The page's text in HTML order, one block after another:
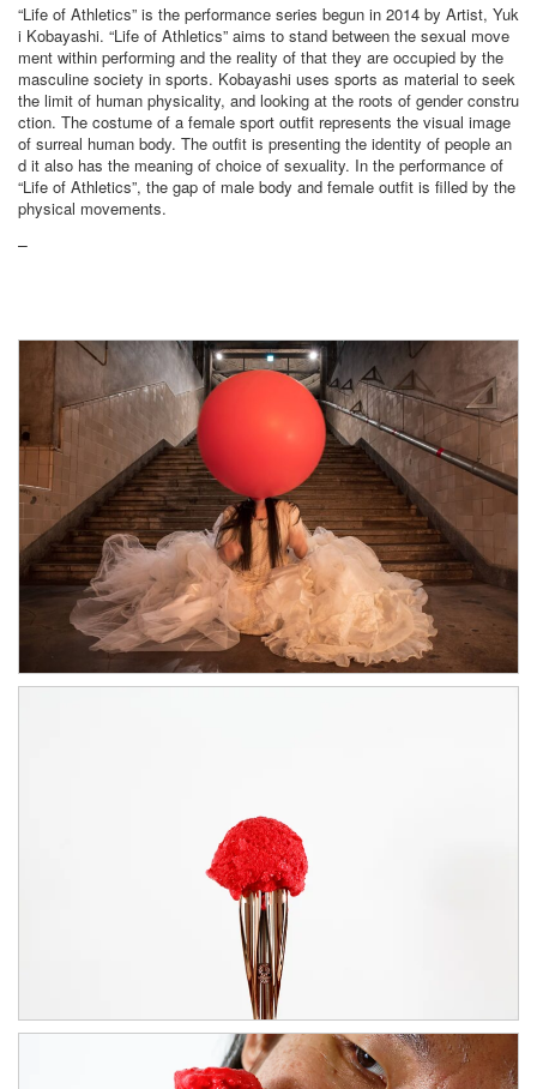
“Life of Athletics” is the performance series begun in 2014 by Artist, Yuk
i Kobayashi. “Life of Athletics” aims to stand between the sexual move
ment within performing and the reality of that they are occupied by the
masculine society in sports. Kobayashi uses sports as material to seek
the limit of human physicality, and looking at the roots of gender constru
ction. The costume of a female sport outfit represents the visual image
of surreal human body. The outfit is presenting the identity of people an
d it also has the meaning of choice of sexuality. In the performance of
“Life of Athletics”, the gap of male body and female outfit is filled by the
physical movements.
–